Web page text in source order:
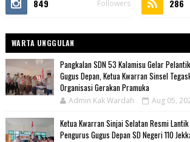
849 Followers 286
WARTA UNGGULAN
Pangkalan SDN 53 Kalamisu Gelar
Gugus Depan, Ketua Kwarran Sinsel
Organisasi Gerakan Pramuka
Admin Kak Wardah Aug 05,
Ketua Kwarran Sinjai Selatan Resmi
Pengurus Gugus Depan SD Negeri 110